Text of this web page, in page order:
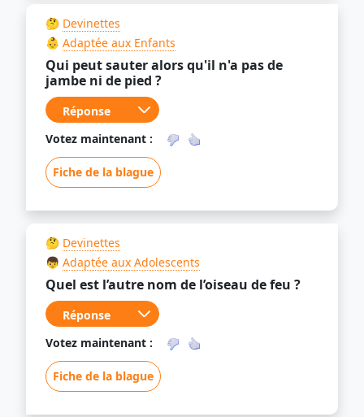
🤔 Devinettes
👶 Adaptée aux Enfants
Qui peut sauter alors qu'il n'a pas de
jambe ni de pied ?
Votez maintenant :
Fiche de la blague
🤔 Devinettes
👦 Adaptée aux Adolescents
Quel est l’autre nom de l’oiseau de feu ?
Votez maintenant :
Fiche de la blague